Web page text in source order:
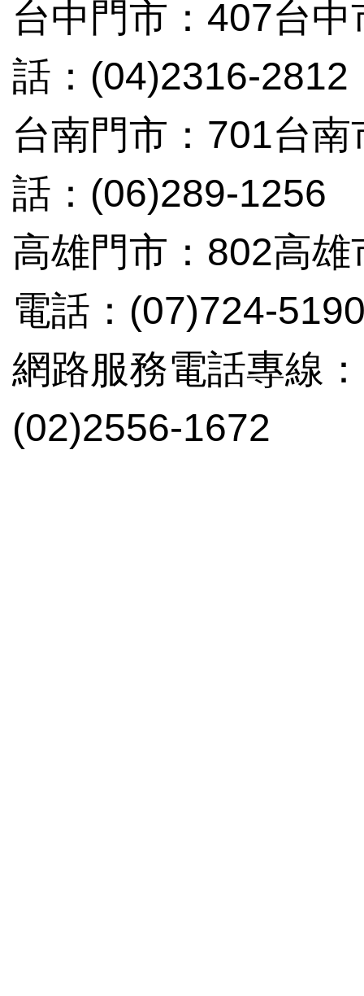
台中門市：407台
話：(04)2316-2812
台南門市：701台
話：(06)289-1256
高雄門市：802高
電話：(07)724-
網路服務電話專線
(02)2556-1672